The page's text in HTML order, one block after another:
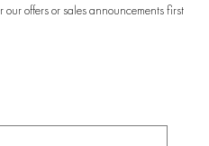
offers or sales announcements first